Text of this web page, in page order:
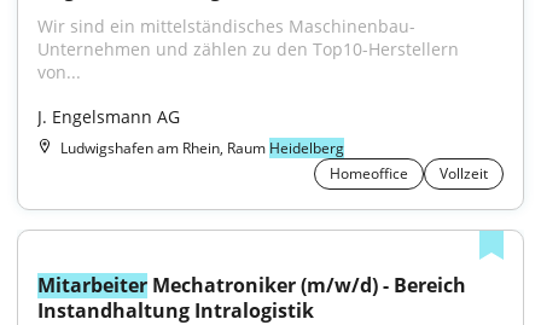
Wir sind ein mittelständisches Maschinenbau-
Unternehmen und zählen zu den Top10-Herstellern
von...
J. Engelsmann AG
Ludwigshafen am Rhein, Raum Heidelberg
Homeoffice
Vollzeit
Mitarbeiter Mechatroniker (m/w/d) - Bereich
Instandhaltung Intralogistik